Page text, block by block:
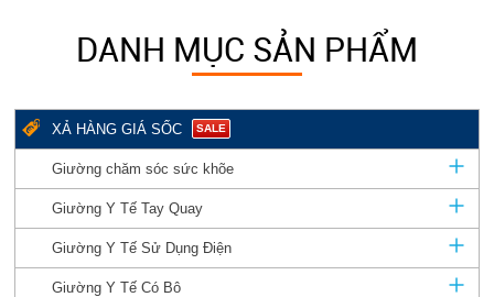
DANH MỤC SẢN PHẨM
XẢ HÀNG GIÁ SỐC SALE
Giường chăm sóc sức khõe
Giường Y Tế Tay Quay
Giường Y Tế Sử Dụng Điện
Giường Y Tế Có Bô